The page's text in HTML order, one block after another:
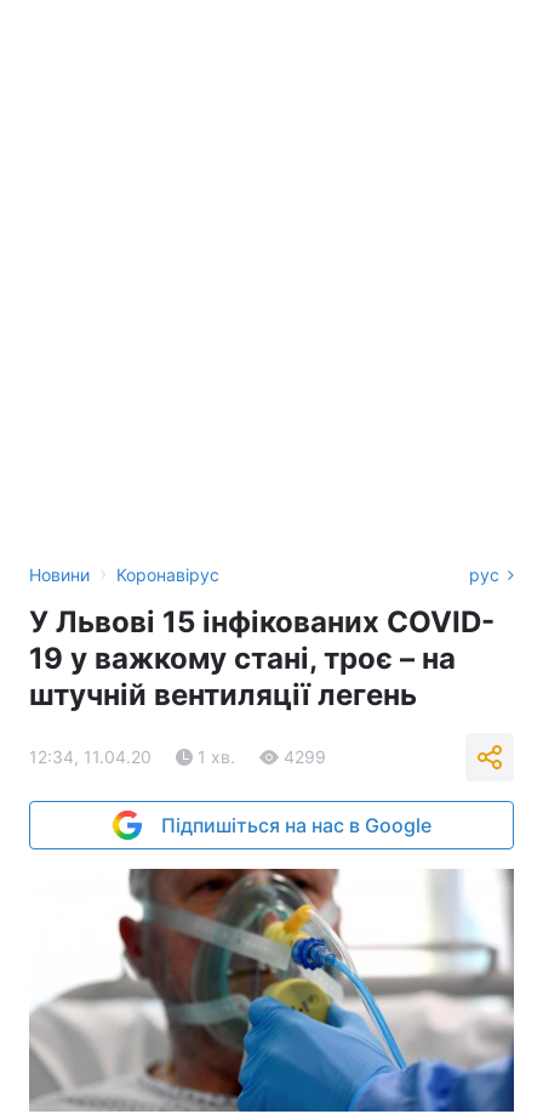
Новини › Коронавірус рус
У Львові 15 інфікованих COVID-
19 у важкому стані, троє – на
штучній вентиляції легень
12:34, 11.04.20 1 хв. 4299
Підпишіться на нас в Google